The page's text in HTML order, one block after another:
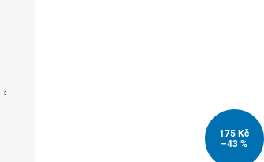
prostorech.
175 Kč
–43 %